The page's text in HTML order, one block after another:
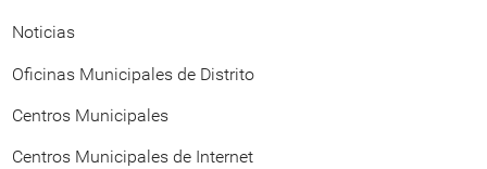
Noticias
Oficinas Municipales de Distrito
Centros Municipales
Centros Municipales de Internet